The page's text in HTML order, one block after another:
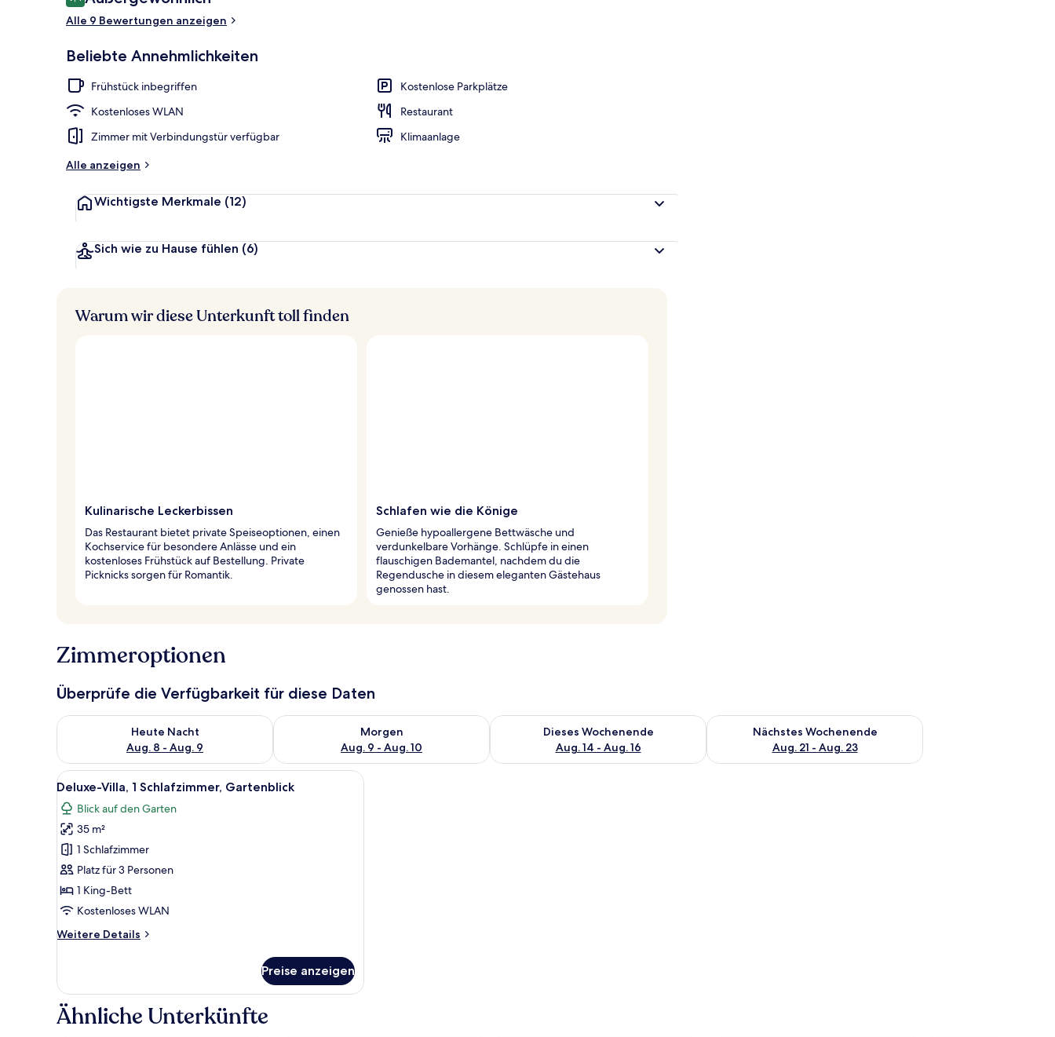
Alle 9 Bewertungen anzeigen
Beliebte Annehmlichkeiten
Frühstück inbegriffen
Kostenlose Parkplätze
Kostenloses WLAN
Restaurant
Zimmer mit Verbindungstür verfügbar
Klimaanlage
Alle anzeigen
Wichtigste Merkmale (12)
Sich wie zu Hause fühlen (6)
Warum wir diese Unterkunft toll finden
Kulinarische Leckerbissen
Das Restaurant bietet private Speiseoptionen, einen
Kochservice für besondere Anlässe und ein
kostenloses Frühstück auf Bestellung. Private
Picknicks sorgen für Romantik.
Schlafen wie die Könige
Genieße hypoallergene Bettwäsche und
verdunkelbare Vorhänge. Schlüpfe in einen
flauschigen Bademantel, nachdem du die
Regendusche in diesem eleganten Gästehaus
genossen hast.
Zimmeroptionen
Überprüfe die Verfügbarkeit für diese Daten
Heute Nacht
Aug. 8 - Aug. 9
Überprüfe die Verfügbarkeit für heute Nacht, Aug. 8 - Aug. 9.
Morgen
Aug. 9 - Aug. 10
Überprüfe die Verfügbarkeit für morgen, Aug. 9 - Aug. 10.
Dieses Wochenende
Aug. 14 - Aug. 16
Überprüfe die Verfügbarkeit für dieses Wochenende, Aug. 14 - Aug. 16.
Nächstes Wochenende
Aug. 21 - Aug. 23
Überprüfe die Verfügbarkeit für nächstes Wochenende, Aug.
Alle
Fotos
für
Deluxe-
Villa,
1
Schlafzimmer,
Gartenblick
Ein gemütlicher Außenbereich mit Holzterrasse, Korbstühlen und einer gepolsterten Bank mit bunten Kissen.
7
Deluxe-Villa, 1 Schlafzimmer, Gartenblick
Blick auf den Garten
35 m²
1 Schlafzimmer
Platz für 3 Personen
1 King-Bett
Kostenloses WLAN
Weitere Details
Weitere
Villa,
Schlafzimmer,
Preise anzeigen
Ähnliche Unterkünfte